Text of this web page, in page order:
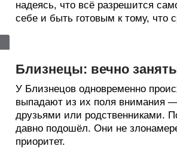
надеясь, что всё разрешится
себе и быть готовым к тому, что
Близнецы: вечно
У Близнецов одновременно
выпадают из их поля внимания
друзьями или родственниками.
давно подошёл. Они не
приоритет.